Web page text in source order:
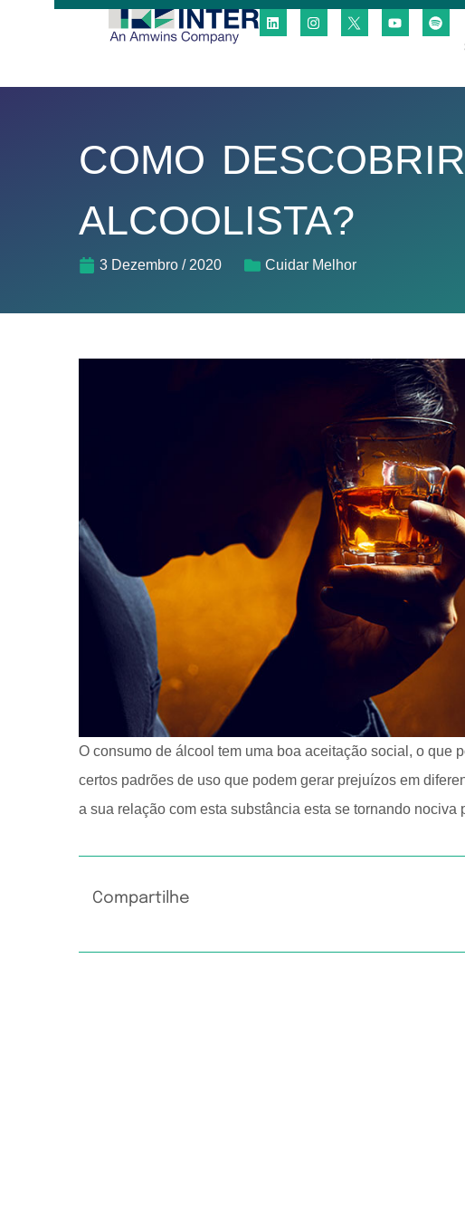
COMO
ALCOOLISTA?
3 Dezembro / 2020 Cuidar Melhor
O consumo de álcool tem uma boa aceitação social, o que
certos padrões de uso que podem gerar prejuízos em
a sua relação com esta substância esta se tornando nociva
Compartilhe